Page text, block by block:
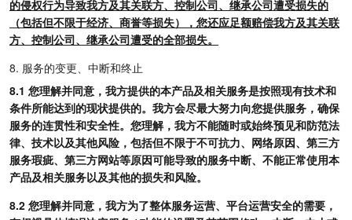
的侵权行为导致我方及其关联方、控制公司、继承公司遭受损失的
（包括但不限于经济、商誉等损失），您还应足额赔偿我方及其关联
方、控制公司、继承公司遭受的全部损失。
8. 服务的变更、中断和终止
8.1 您理解并同意，我方提供的本产品及相关服务是按照现有技术和
条件所能达到的现状提供的。我方会尽最大努力向您提供服务，确保
服务的连贯性和安全性。您理解，我方不能随时或始终预见和防范法
律、技术以及其他风险，包括但不限于不可抗力、网络原因、第三方
服务瑕疵、第三方网站等原因可能导致的服务中断、不能正常使用本
产品及相关服务以及其他的损失和风险。
8.2 您理解并同意，我方为了整体服务运营、平台运营安全的需要，